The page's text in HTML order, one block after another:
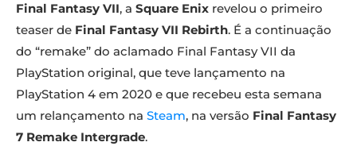
Final Fantasy VII, a Square Enix revelou o primeiro
teaser de Final Fantasy VII Rebirth. É a continuação
do “remake” do aclamado Final Fantasy VII da
PlayStation original, que teve lançamento na
PlayStation 4 em 2020 e que recebeu esta semana
um relançamento na Steam, na versão Final Fantasy
7 Remake Intergrade.